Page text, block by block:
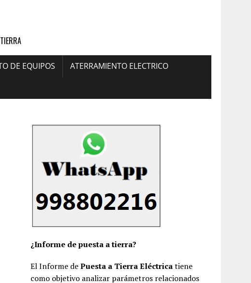
DE EQUIPOS ATERRAMIENTO ELECTRICO
¿Informe de puesta a tierra?
El Informe dePuesta a Tierra Eléctricatiene
como objetivo analizar parámetros relacionados